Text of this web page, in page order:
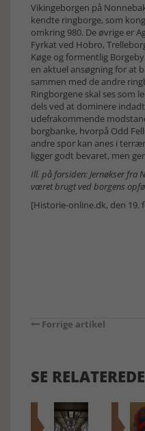
Vikingeborgen på
kendte ringborge, som
omkring 980. De øvrige er
Fyrkat ved Hobro,
Køge og formentlig
en aktuel ansøgning for at
sammen med de andre
Ringborgene skal ses som
dels ved at dominere
udefrakommende
borgbanke, hvorpå Odd
andre spor kan anes i
ligger godt bevaret, men
Ill. på forsiden: Jernøkser fra
været brugt ved borgens
[Historie-online.dk, den 19.
Forrige artikel
SE